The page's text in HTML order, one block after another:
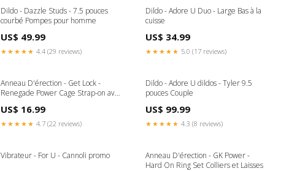
Dildo - Dazzle Studs - 7.5 pouces
courbé Pompes pour homme
US$ 49.99
★★★★★ 4.4 (29 reviews)
Dildo - Adore U Duo - Large Bas à la
cuisse
US$ 34.99
★★★★★ 5.0 (17 reviews)
Anneau D'érection - Get Lock -
Renegade Power Cage Strap-on avec
US$ 16.99
★★★★★ 4.7 (22 reviews)
Dildo - Adore U dildos - Tyler 9.5
pouces Couple
US$ 99.99
★★★★★ 4.3 (8 reviews)
Vibrateur - For U - Cannoli promo
Anneau D'érection - GK Power -
Hard On Ring Set Colliers et Laisses